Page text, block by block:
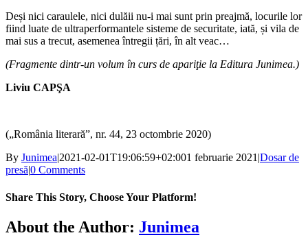
Deși nici caraulele, nici dulăii nu-i mai sunt prin preajmă, locurile lor
fiind luate de ultraperformantele sisteme de securitate, iată, și vila de
mai sus a trecut, asemenea întregii țări, în alt veac…
(Fragmente dintr-un volum în curs de apariţie la Editura Junimea.)
Liviu CAPŞA
(„România literară”, nr. 44, 23 octombrie 2020)
By Junimea|2021-02-01T19:06:59+02:001 februarie 2021|Dosar de
presă|0 Comments
Share This Story, Choose Your Platform!
Facebook
X
Bluesky
Reddit
LinkedIn
WhatsApp
Telegram
Tumblr
Xing
Email
Copy
Link
About the Author: Junimea